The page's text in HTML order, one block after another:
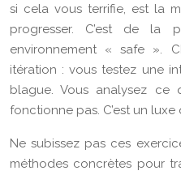
si cela vous terrifie, est la
progresser. C’est de la
environnement « safe ».
itération : vous testez une
blague. Vous analysez
fonctionne pas. C’est un luxe
Ne subissez pas ces
méthodes concrètes pour